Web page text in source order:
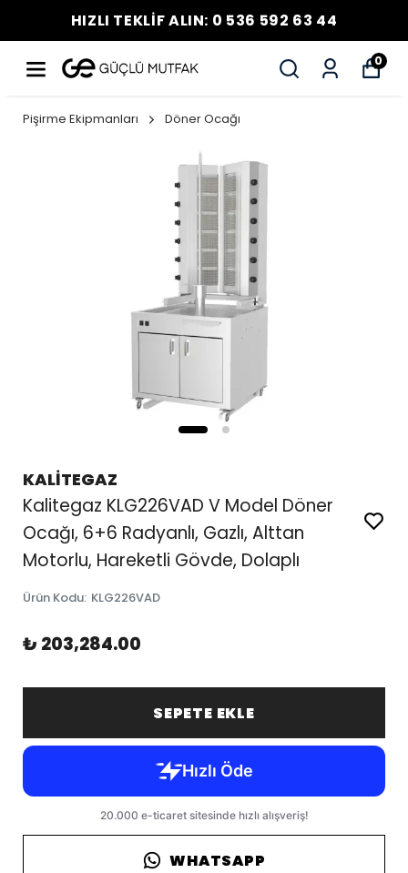
HIZLI TEKLİF ALIN: 0 536 592 63 44
0
Pişirme Ekipmanları Döner Ocağı
KALİTEGAZ
Kalitegaz KLG226VAD V Model Döner
Ocağı, 6+6 Radyanlı, Gazlı, Alttan
Motorlu, Hareketli Gövde, Dolaplı
Ürün Kodu: KLG226VAD
₺ 203,284.00
SEPETE EKLE
WHATSAPP